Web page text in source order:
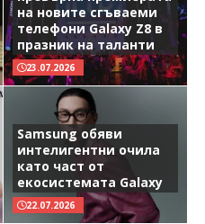
на новите сгъваеми
телефони Galaxy Z8 в
празник на таланти
23.07.2026
Samsung обяви
интелигентни очила
като част от
екосистемата Galaxy
22.07.2026